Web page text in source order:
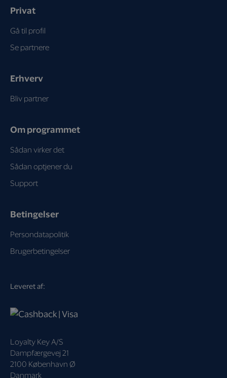
Leveret af:
Loyalty Key A/S
Dampfærgevej 21
2100 København Ø
Danmark
Privat
Gå til profil
Se partnere
Erhverv
Bliv partner
Om programmet
Sådan virker det
Sådan optjener du
Support
Betingelser
Persondatapolitik
Brugerbetingelser